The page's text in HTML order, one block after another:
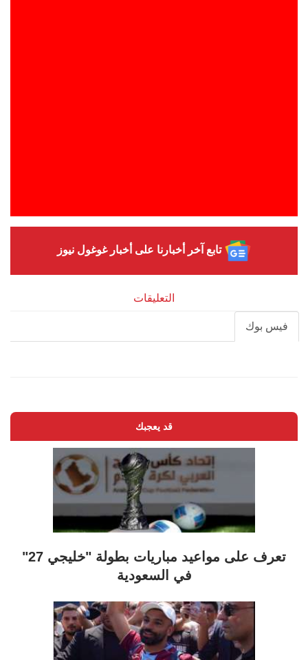
تابع آخر أخبارنا على أخبار غوغول نيوز
التعليقات
فيس بوك
قد يعجبك
تعرف على مواعيد مباريات بطولة "خليجي 27"
في السعودية